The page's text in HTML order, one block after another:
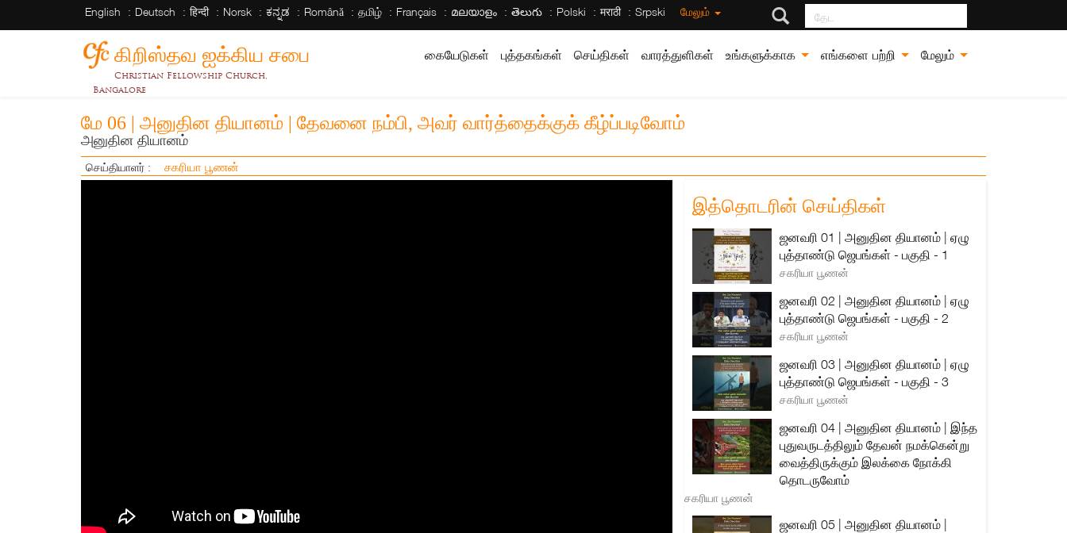
English Deutsch हिन्दी Norsk ಕನ್ನಡ Română தமிழ் Français മലയാളം తెలుగు Polski मराठी Srpski மேலும் தேட
கிறிஸ்தவ ஐக்கிய சபை
Christian Fellowship Church,
Bangalore
கையேடுகள் புத்தகங்கள் செய்திகள் வாரத்துளிகள் உங்களுக்காக எங்களை பற்றி மேலும்
மே 06 | அனுதின தியானம் | தேவனை நம்பி, அவர் வார்த்தைக்குக் கீழ்ப்படிவோம்
அனுதின தியானம்
செய்தியாளர் : சகரியா பூணன்
இத்தொடரின் செய்திகள்
ஜனவரி 01 | அனுதின தியானம் | ஏழு
புத்தாண்டு ஜெபங்கள் - பகுதி - 1
சகரியா பூணன்
ஜனவரி 02 | அனுதின தியானம் | ஏழு
புத்தாண்டு ஜெபங்கள் - பகுதி - 2
சகரியா பூணன்
ஜனவரி 03 | அனுதின தியானம் | ஏழு
புத்தாண்டு ஜெபங்கள் - பகுதி - 3
சகரியா பூணன்
ஜனவரி 04 | அனுதின தியானம் | இந்த
புதுவருடத்திலும் தேவன் நமக்கென்று
வைத்திருக்கும் இலக்கை நோக்கி
தொடருவோம்
சகரியா பூணன்
ஜனவரி 05 | அனுதின தியானம் |